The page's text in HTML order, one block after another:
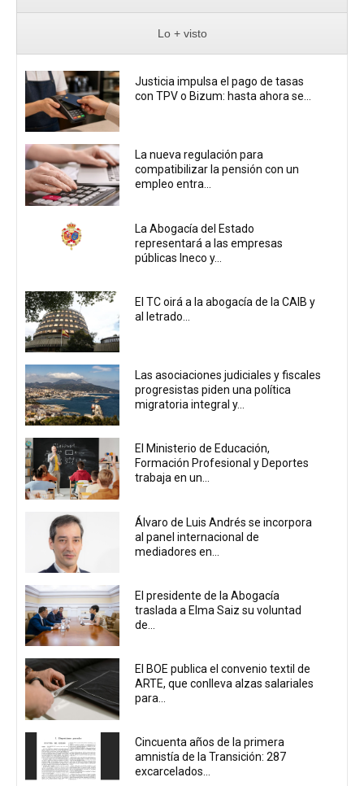
Lo + visto
Justicia impulsa el pago de tasas
con TPV o Bizum: hasta ahora se...
La nueva regulación para
compatibilizar la pensión con un
empleo entra...
La Abogacía del Estado
representará a las empresas
públicas Ineco y...
El TC oirá a la abogacía de la CAIB y
al letrado...
Las asociaciones judiciales y fiscales
progresistas piden una política
migratoria integral y...
El Ministerio de Educación,
Formación Profesional y Deportes
trabaja en un...
Álvaro de Luis Andrés se incorpora
al panel internacional de
mediadores en...
El presidente de la Abogacía
traslada a Elma Saiz su voluntad
de...
El BOE publica el convenio textil de
ARTE, que conlleva alzas salariales
para...
Cincuenta años de la primera
amnistía de la Transición: 287
excarcelados...